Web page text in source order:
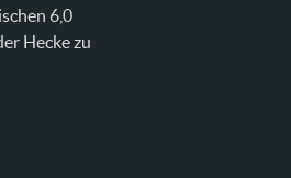
6,0
Hecke zu